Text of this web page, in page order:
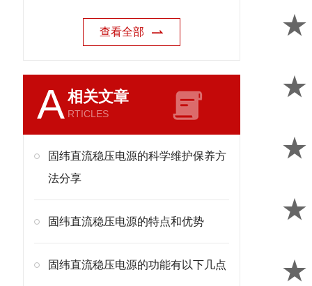
查看全部
A相关文章
RTICLES
固纬直流稳压电源的科学维护保养方
法分享
固纬直流稳压电源的特点和优势
固纬直流稳压电源的功能有以下几点
★
★
★
★
★